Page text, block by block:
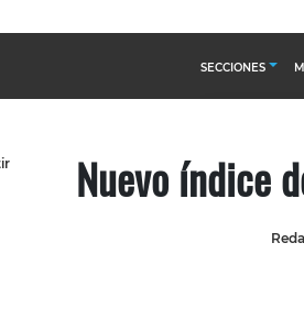
SECCIONES
Almacenes e
Logística y
Nuevo índice